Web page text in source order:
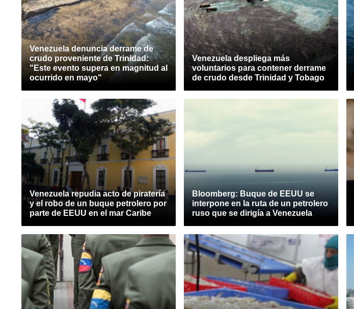
Venezuela denuncia derrame de
crudo proveniente de Trinidad:
"Este evento supera en magnitud al
ocurrido en mayo"
Venezuela despliega más
voluntarios para contener derrame
de crudo desde Trinidad y Tobago
Venezuela repudia acto de piratería
y el robo de un buque petrolero por
parte de EEUU en el mar Caribe
Bloomberg: Buque de EEUU se
interpone en la ruta de un petrolero
ruso que se dirigía a Venezuela